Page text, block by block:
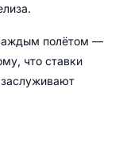
полётом —
что ставки